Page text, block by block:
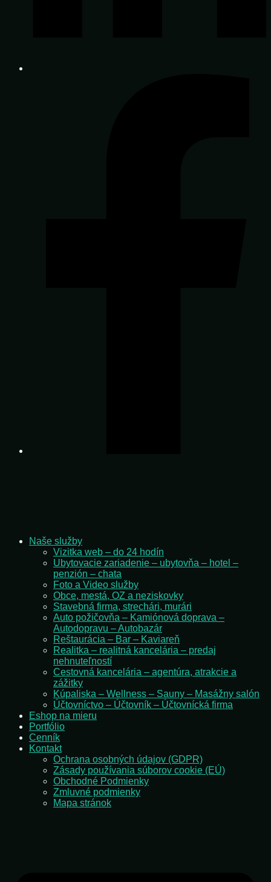
Naše služby
Vizitka web – do 24 hodín
Ubytovacie zariadenie – ubytovňa – hotel –
penzión – chata
Foto a Video služby
Obce, mestá, OZ a neziskovky
Stavebná firma, strechári, murári
Auto požičovňa – Kamiónová doprava –
Autodopravu – Autobazár
Reštaurácia – Bar – Kaviareň
Realitka – realitná kancelária – predaj
nehnuteľností
Cestovná kancelária – agentúra, atrakcie a
zážitky
Kúpaliska – Wellness – Sauny – Masážny salón
Účtovníctvo – Účtovník – Účtovnícká firma
Eshop na mieru
Portfólio
Cenník
Kontakt
Ochrana osobných údajov (GDPR)
Zásady používania súborov cookie (EÚ)
Obchodné Podmienky
Zmluvné podmienky
Mapa stránok